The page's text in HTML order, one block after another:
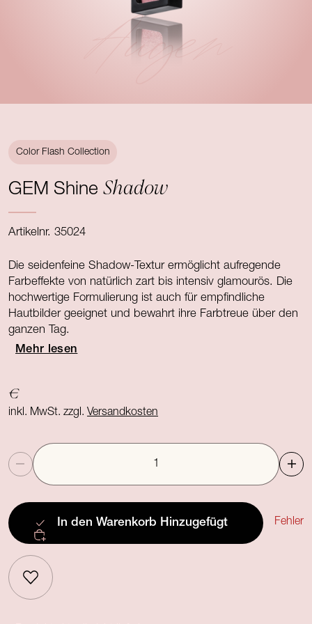
Augen
Color Flash Collection
GEM ShineShadow
Artikelnr. 35024
Die seidenfeine Shadow-Textur ermöglicht aufregende
Farbeffekte von natürlich zart bis intensiv glamourös. Die
hochwertige Formulierung ist auch für empfindliche
Hautbilder geeignet und bewahrt ihre Farbtreue über den
ganzen Tag.
Mehr lesen
€
inkl. MwSt. zzgl.Versandkosten
Anzahl
In den Warenkorb Hinzugefügt Fehler